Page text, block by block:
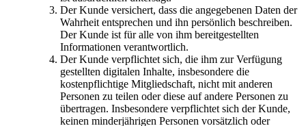
Der Kunde versichert, dass die angegebenen Daten der
Wahrheit entsprechen und ihn persönlich beschreiben.
Der Kunde ist für alle von ihm bereitgestellten
Informationen verantwortlich.
Der Kunde verpflichtet sich, die ihm zur Verfügung
gestellten digitalen Inhalte, insbesondere die
kostenpflichtige Mitgliedschaft, nicht mit anderen
Personen zu teilen oder diese auf andere Personen zu
übertragen. Insbesondere verpflichtet sich der Kunde,
keinen minderjährigen Personen vorsätzlich oder